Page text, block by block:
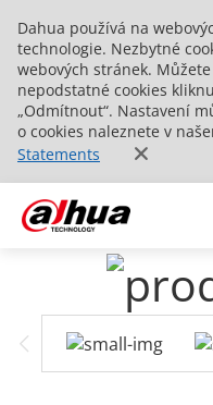
Dahua používá na
technologie. Nezbytné
webových stránek.
nepodstatné cookies
„Odmítnout“. Nastavení
o cookies naleznete v
Statements